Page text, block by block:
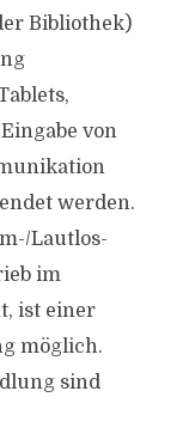
Bibliothek)
von
werden.
Lautlos-
im
ist einer
möglich.
sind